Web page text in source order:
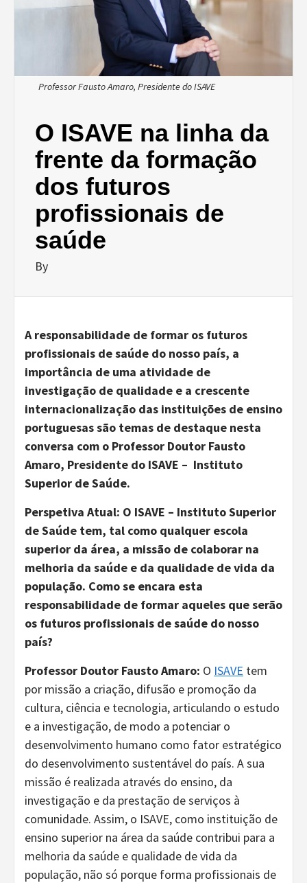
Professor Fausto Amaro, Presidente do ISAVE
O ISAVE na linha da
frente da formação
dos futuros
profissionais de
saúde
By
A responsabilidade de formar os futuros
profissionais de saúde do nosso país, a
importância de uma atividade de
investigação de qualidade e a crescente
internacionalização das instituições de ensino
portuguesas são temas de destaque nesta
conversa com o Professor Doutor Fausto
Amaro, Presidente do ISAVE – Instituto
Superior de Saúde.
Perspetiva Atual: O ISAVE – Instituto Superior
de Saúde tem, tal como qualquer escola
superior da área, a missão de colaborar na
melhoria da saúde e da qualidade de vida da
população. Como se encara esta
responsabilidade de formar aqueles que serão
os futuros profissionais de saúde do nosso
país?
Professor Doutor Fausto Amaro: O ISAVE tem
por missão a criação, difusão e promoção da
cultura, ciência e tecnologia, articulando o estudo
e a investigação, de modo a potenciar o
desenvolvimento humano como fator estratégico
do desenvolvimento sustentável do país. A sua
missão é realizada através do ensino, da
investigação e da prestação de serviços à
comunidade. Assim, o ISAVE, como instituição de
ensino superior na área da saúde contribui para a
melhoria da saúde e qualidade de vida da
população, não só porque forma profissionais de